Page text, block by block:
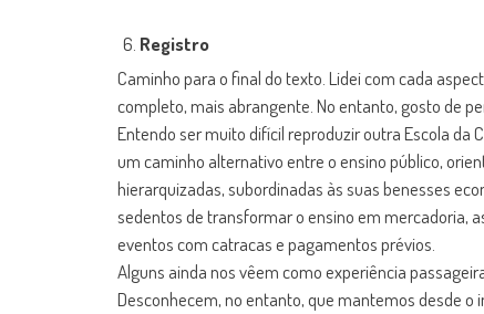
Registro
Caminho para o final do texto. Lidei com cada
completo, mais abrangente. No entanto, gosto de
Entendo ser muito difícil reproduzir outra Escola da
um caminho alternativo entre o ensino público,
hierarquizadas, subordinadas às suas benesses
sedentos de transformar o ensino em mercadoria,
eventos com catracas e pagamentos prévios.
Alguns ainda nos vêem como experiência
Desconhecem, no entanto, que mantemos desde o